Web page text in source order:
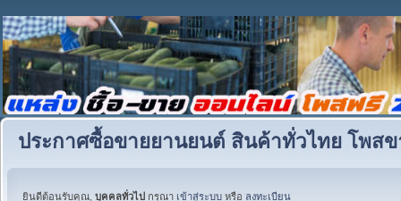
ประกาศซื้อขายยานยนต์ สินค้าทั่วไทย โพส
ยินดีต้อนรับคุณ, บุคคลทั่วไป กรุณา เข้าสู่ระบบ หรือ ลงทะเบียน